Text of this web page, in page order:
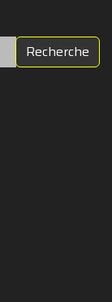
Recherche